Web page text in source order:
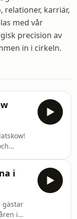
relationer, karriär,
med vår
precision av
in i cirkeln.
Om
i
gästar
i